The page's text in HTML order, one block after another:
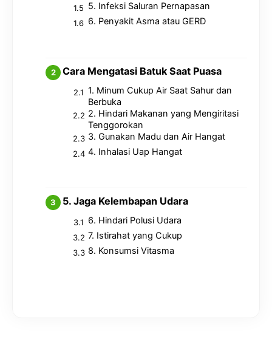
5. Infeksi Saluran Pernapasan
6. Penyakit Asma atau GERD
Cara Mengatasi Batuk Saat Puasa
1. Minum Cukup Air Saat Sahur dan
Berbuka
2. Hindari Makanan yang Mengiritasi
Tenggorokan
3. Gunakan Madu dan Air Hangat
4. Inhalasi Uap Hangat
5. Jaga Kelembapan Udara
6. Hindari Polusi Udara
7. Istirahat yang Cukup
8. Konsumsi Vitasma